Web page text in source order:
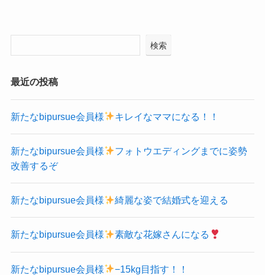
検索
最近の投稿
新たなbipursue会員様 キレイなママになる！！
新たなbipursue会員様
フォトウエディングまでに姿勢
改善するぞ
新たなbipursue会員様 綺麗な姿で結婚式を迎える
新たなbipursue会員様 素敵な花嫁さんになる
新たなbipursue会員様 −15kg目指す！！